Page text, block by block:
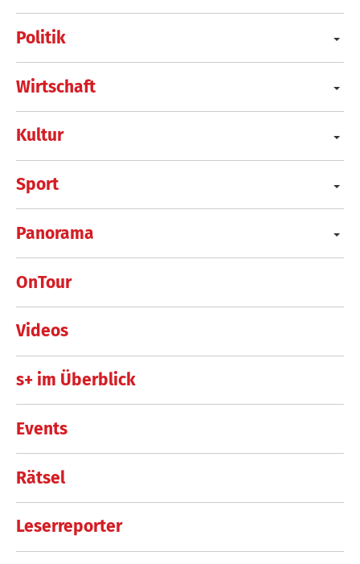
Politik
Wirtschaft
Kultur
Sport
Panorama
OnTour
Videos
s+ im Überblick
Events
Rätsel
Leserreporter